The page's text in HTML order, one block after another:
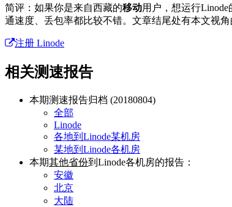
简评：如果你是来自西藏的移动用户，想运行
通速度、丢包率都比较不错。文章结尾处有本文视
注册 Linode
相关测速报告
本期测速报告归档 (20180804)
全部
Linode
各地到Linode某机房
某地到Linode各机房
本期其他省份到Linode各机房的报告：
安徽
北京
大陆